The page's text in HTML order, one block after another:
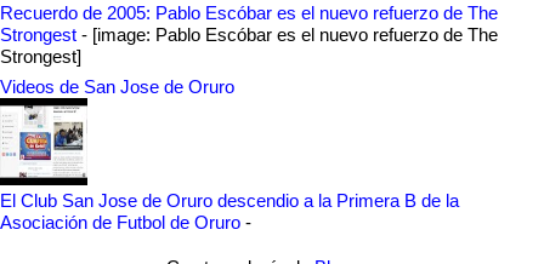
Recuerdo de 2005: Pablo Escóbar es el nuevo refuerzo de The
Strongest - [image: Pablo Escóbar es el nuevo refuerzo de The
Strongest]
Videos de San Jose de Oruro
El Club San Jose de Oruro descendio a la Primera B de la
Asociación de Futbol de Oruro -